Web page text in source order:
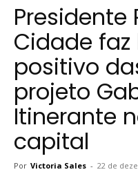
Presidente
Cidade
positivo
projeto
Itinerante
capital
Por Victoria Sales - 22 de